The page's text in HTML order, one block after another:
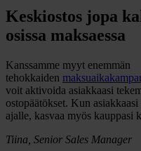
Keskiostos jopa
osissa maksaessa
Kanssamme myyt enemmän
tehokkaiden
voit aktivoida asiakkaasi
ostopäätökset. Kun
ajalle, kasvaa myös kauppasi
Tiina, Senior Sales Manager